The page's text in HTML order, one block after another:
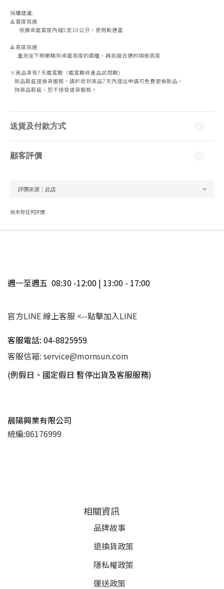
採購建議:
🔺寬度挑選
依據桌面寬度內縮5至10公分，使用較適當
🔺高度挑選
量測坐下時眼睛到桌面高度的距離，再挑選合適的隔板高度
※商品享有7天鑑賞期（鑑賞期非產品試用期）
新品瑕疵退換貨服務，請於收到商品7天內提出申請可免費更換新品，
除商品瑕疵，恕不接受退貨服務。
送貨及付款方式
顧客評價
尚未有任何評價
週一至週五 08:30 -12:00 | 13:00 - 17:00
官方LINE 線上客服 <--點擊加入LINE
客服電話: 04-8825959
客服信箱: service@mornsun.com
(例假日、國定假日 暫停出貨及客服服務)
晨陽興業有限公司
統編:86176999
相關資訊
品牌故事
退換貨政策
隱私權政策
運送政策